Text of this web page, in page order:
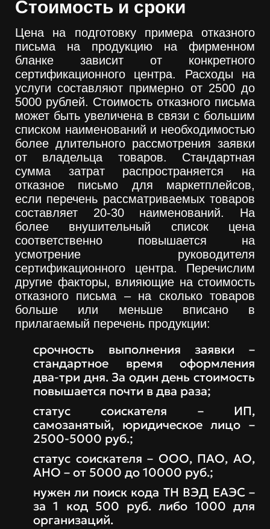
Стоимость и сроки
Цена на подготовку примера отказного
письма на продукцию на фирменном
бланке зависит от конкретного
сертификационного центра. Расходы на
услуги составляют примерно от 2500 до
5000 рублей. Стоимость отказного письма
может быть увеличена в связи с большим
списком наименований и необходимостью
более длительного рассмотрения заявки
от владельца товаров. Стандартная
сумма затрат распространяется на
отказное письмо для маркетплейсов,
если перечень рассматриваемых товаров
составляет 20-30 наименований. На
более внушительный список цена
соответственно повышается на
усмотрение руководителя
сертификационного центра. Перечислим
другие факторы, влияющие на стоимость
отказного письма – на сколько товаров
больше или меньше вписано в
прилагаемый перечень продукции:
срочность выполнения заявки –
стандартное время оформления
два-три дня. За один день стоимость
повышается почти в два раза;
статус соискателя – ИП,
самозанятый, юридическое лицо –
2500-5000 руб.;
статус соискателя – ООО, ПАО, АО,
АНО – от 5000 до 10000 руб.;
нужен ли поиск кода ТН ВЭД ЕАЭС –
за 1 код 500 руб. либо 1000 для
организаций.